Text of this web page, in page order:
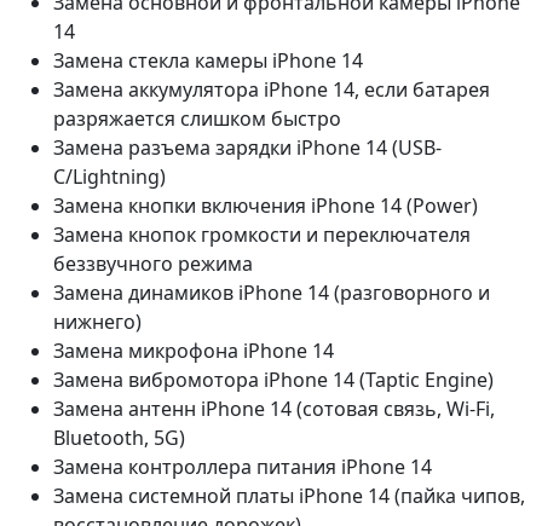
14
Замена стекла камеры iPhone 14
Замена аккумулятора iPhone 14, если батарея
разряжается слишком быстро
Замена разъема зарядки iPhone 14 (USB-
C/Lightning)
Замена кнопки включения iPhone 14 (Power)
Замена кнопок громкости и переключателя
беззвучного режима
Замена динамиков iPhone 14 (разговорного и
нижнего)
Замена микрофона iPhone 14
Замена вибромотора iPhone 14 (Taptic Engine)
Замена антенн iPhone 14 (сотовая связь, Wi-Fi,
Bluetooth, 5G)
Замена контроллера питания iPhone 14
Замена системной платы iPhone 14 (пайка чипов,